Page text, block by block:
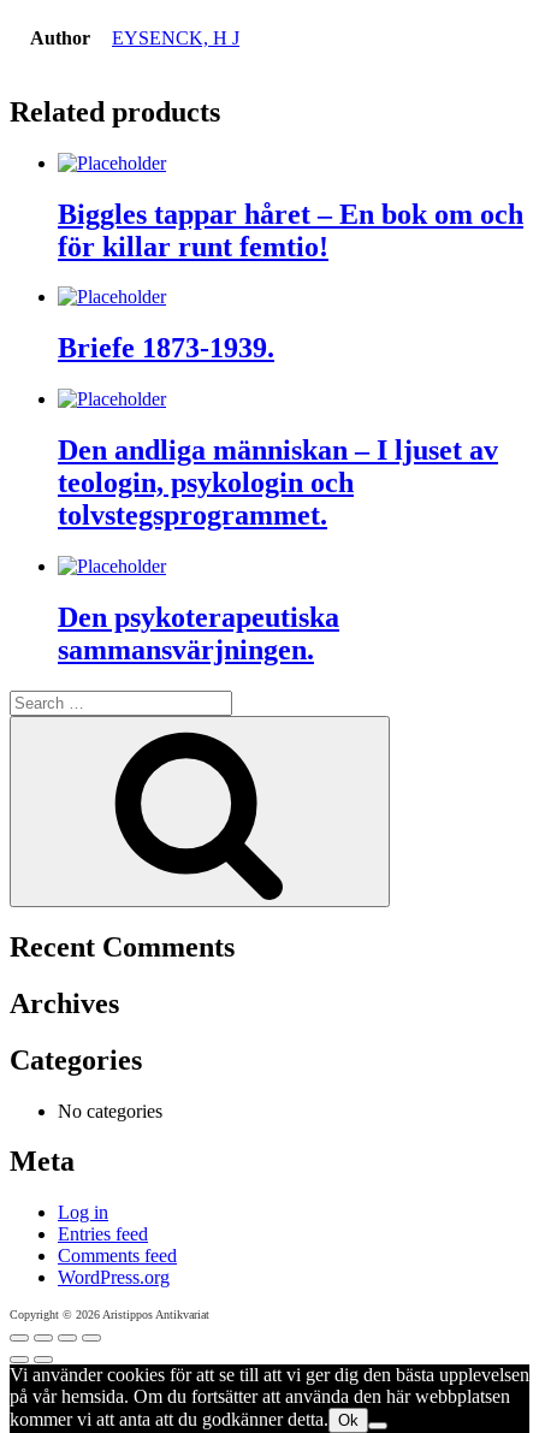
Author EYSENCK, H J
Related products
Biggles tappar håret – En bok om och
för killar runt femtio!
Briefe 1873-1939.
Den andliga människan – I ljuset av
teologin, psykologin och
tolvstegsprogrammet.
Den psykoterapeutiska
sammansvärjningen.
Search
for:
Recent Comments
Archives
Categories
No categories
Meta
Log in
Entries feed
Comments feed
WordPress.org
Copyright © 2026 Aristippos Antikvariat
Vi använder cookies för att se till att vi ger dig den bästa upplevelsen
på vår hemsida. Om du fortsätter att använda den här webbplatsen
kommer vi att anta att du godkänner detta. Ok